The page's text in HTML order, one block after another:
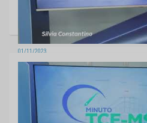
01/11/2023
Minuto TCE-MS - Edição 135